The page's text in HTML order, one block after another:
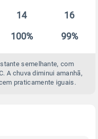
14 16
100% 99%
semelhante, com
A chuva diminui amanhã,
praticamente iguais.